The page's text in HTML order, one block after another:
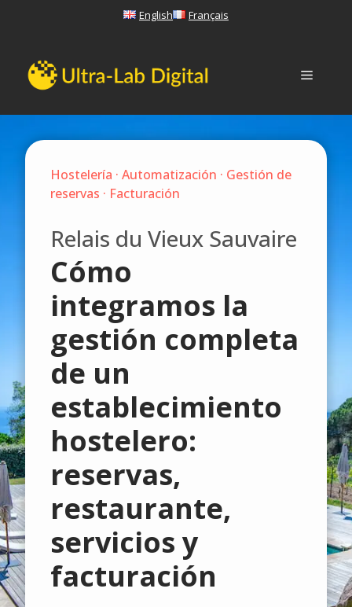
English Français
Menú
Hostelería · Automatización · Gestión de
reservas · Facturación
Relais du Vieux Sauvaire
Cómo
integramos la
gestión completa
de un
establecimiento
hostelero:
reservas,
restaurante,
servicios y
facturación